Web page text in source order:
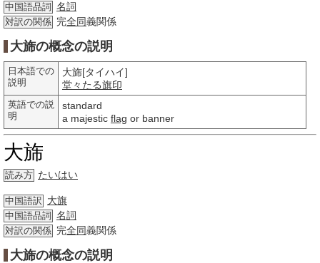
中国語品詞 名詞
対訳の関係 完全同義関係
大旆の概念の説明
日本語での
説明
大旆[タイハイ]
堂々たる旗印
英語での説
明
standard
a majestic flag or banner
大旆
読み方 たいはい
中国語訳 大旗
中国語品詞 名詞
対訳の関係 完全同義関係
大旆の概念の説明